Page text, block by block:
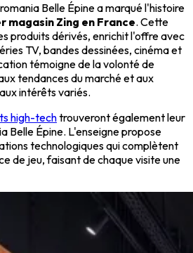
Belle Épine a marqué l'histoire
magasin Zing en France. Cette
produits dérivés, enrichit l'offre avec
TV, bandes dessinées, cinéma et
témoigne de la volonté de
tendances du marché et aux
intérêts variés.
high-techtrouveront également leur
Belle Épine. L'enseigne propose
technologiques qui complètent
de jeu, faisant de chaque visite une